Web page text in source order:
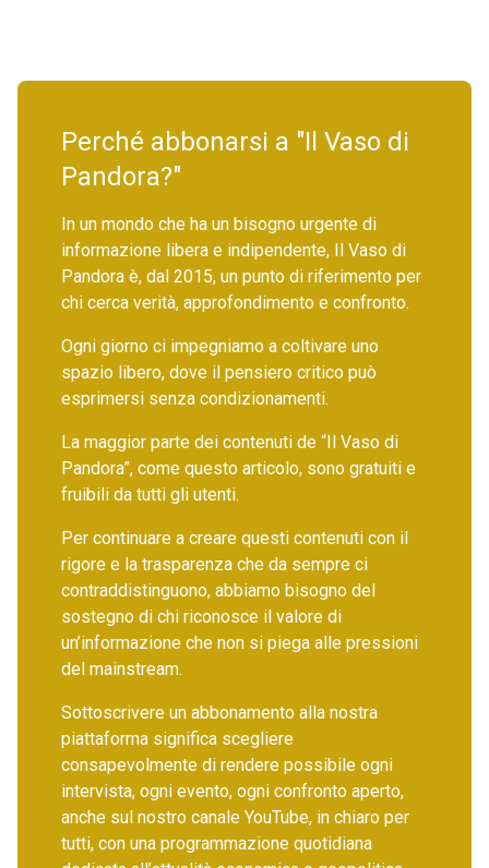
Perché abbonarsi a "Il Vaso di
Pandora?"
In un mondo che ha un bisogno urgente di
informazione libera e indipendente, Il Vaso di
Pandora è, dal 2015, un punto di riferimento per
chi cerca verità, approfondimento e confronto.
Ogni giorno ci impegniamo a coltivare uno
spazio libero, dove il pensiero critico può
esprimersi senza condizionamenti.
La maggior parte dei contenuti de “Il Vaso di
Pandora”, come questo articolo, sono gratuiti e
fruibili da tutti gli utenti.
Per continuare a creare questi contenuti con il
rigore e la trasparenza che da sempre ci
contraddistinguono, abbiamo bisogno del
sostegno di chi riconosce il valore di
un’informazione che non si piega alle pressioni
del mainstream.
Sottoscrivere un abbonamento alla nostra
piattaforma significa scegliere
consapevolmente di rendere possibile ogni
intervista, ogni evento, ogni confronto aperto,
anche sul nostro canale YouTube, in chiaro per
tutti, con una programmazione quotidiana